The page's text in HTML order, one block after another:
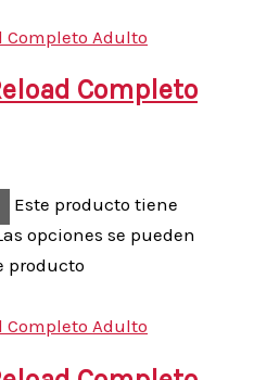
Completo
Este producto tiene
opciones se pueden
producto